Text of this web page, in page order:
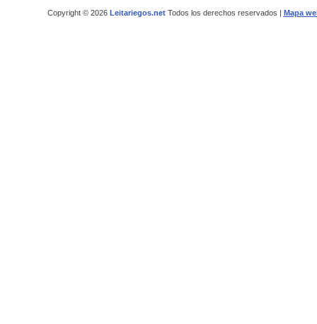
Copyright © 2026 Leitariegos.netTodos los derechos reservados | Mapa